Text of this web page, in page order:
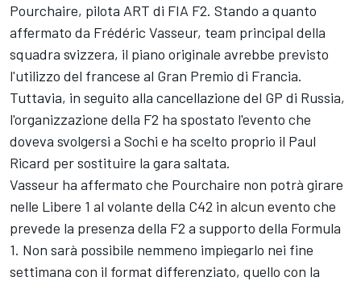
Pourchaire, pilota ART di FIA F2. Stando a quanto
affermato da Frédéric Vasseur, team principal della
squadra svizzera, il piano originale avrebbe previsto
l'utilizzo del francese al Gran Premio di Francia.
Tuttavia, in seguito alla cancellazione del GP di Russia,
l'organizzazione della F2 ha spostato l'evento che
doveva svolgersi a Sochi e ha scelto proprio il Paul
Ricard per sostituire la gara saltata.
Vasseur ha affermato che Pourchaire non potrà girare
nelle Libere 1 al volante della C42 in alcun evento che
prevede la presenza della F2 a supporto della Formula
1. Non sarà possibile nemmeno impiegarlo nei fine
settimana con il format differenziato, quello con la